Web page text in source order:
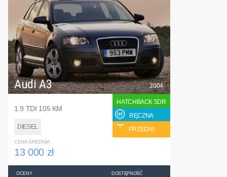
Audi A3
1.9 TDI 105 KM
DIESEL
2004
HATCHBACK 5DR
RĘCZNA
PRZEDNI
CENA ŚREDNIA
13 000 zł
OCENY DOSTĘPNOŚĆ